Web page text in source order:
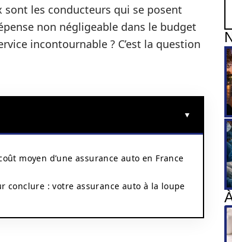
sont les conducteurs qui se posent
non négligeable dans le budget
incontournable ? C’est la question
moyen d’une assurance auto en France
conclure : votre assurance auto à la loupe